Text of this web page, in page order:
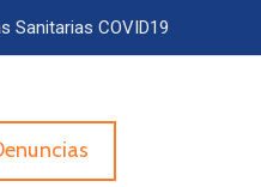
Sanitarias COVID19